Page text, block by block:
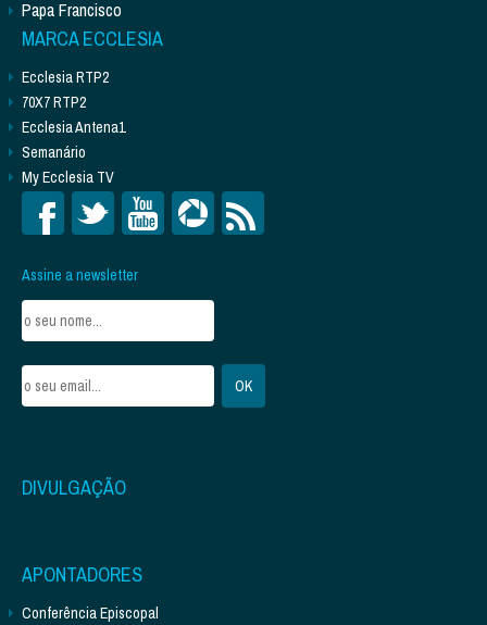
Papa Francisco
MARCA ECCLESIA
Ecclesia RTP2
70X7 RTP2
Ecclesia Antena1
Semanário
My Ecclesia TV
Assine a newsletter
DIVULGAÇÃO
APONTADORES
Conferência Episcopal